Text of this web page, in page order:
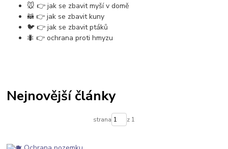
🐭 👉 jak se zbavit myší v domě
🦝 👉 jak se zbavit kuny
🐦 👉 jak se zbavit ptáků
🐜 👉 ochrana proti hmyzu
Nejnovější články
strana z 1